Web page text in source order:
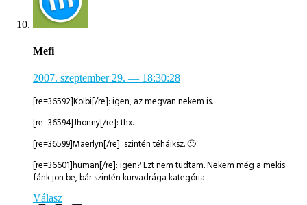
Mefi
2007. szeptember 29. — 18:30:28
[re=36592]Kolbi[/re]: igen, az megvan nekem is.
[re=36594]Jhonny[/re]: thx.
[re=36599]Maerlyn[/re]: szintén téháiksz. 🙂
[re=36601]human[/re]: igen? Ezt nem tudtam. Nekem még a mekis
fánk jön be, bár szintén kurvadrága kategória.
Válasz